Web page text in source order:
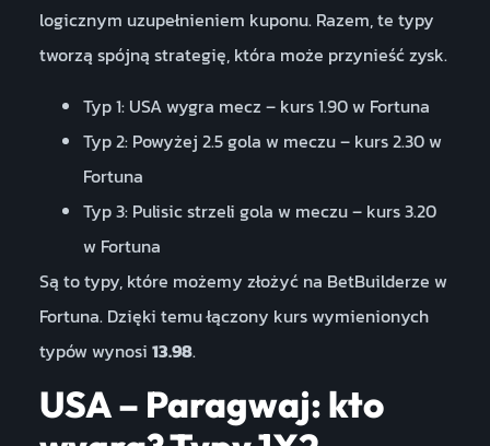
logicznym uzupełnieniem kuponu. Razem, te typy
tworzą spójną strategię, która może przynieść zysk.
Typ 1: USA wygra mecz – kurs 1.90 w Fortuna
Typ 2: Powyżej 2.5 gola w meczu – kurs 2.30 w
Fortuna
Typ 3: Pulisic strzeli gola w meczu – kurs 3.20
w Fortuna
Są to typy, które możemy złożyć na BetBuilderze w
Fortuna. Dzięki temu łączony kurs wymienionych
typów wynosi 13.98.
USA – Paragwaj: kto